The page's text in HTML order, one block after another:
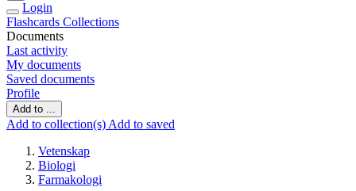
Login
Flashcards Collections
Documents
Last activity
My documents
Saved documents
Profile
Add to ...
Add to collection(s) Add to saved
Vetenskap
Biologi
Farmakologi